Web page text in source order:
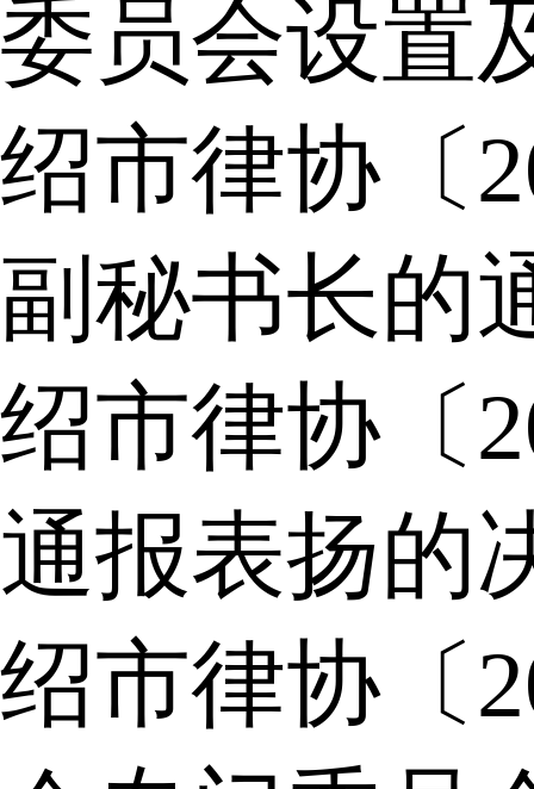
委员会设置
绍市律协〔
副秘书长的
绍市律协〔
通报表扬的
绍市律协〔